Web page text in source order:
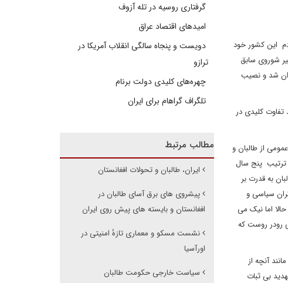
این کشور خود
ارتش اتحاد جماهیر شوروی سابق
شد و نصیب
تفاوت کلیدی در
از طالبان و
ترتیب پنج سال
به قدرت بر
را به کنشگران سیاسی و
اما نیک می
رودر روست که
آنچه از
بی ثبات
گرفتاری روسیه در تله آزوف
امیدهای اقتصاد عراق
دویست و پنجاه سالگی انقلاب آمریکا در
ترازو
چهره‌های کلیدی دولت برنام
تلگراف گراهام برای ایران
مطالب مرتبط
ایران، طالبان و تحولات افغانستان
پیشروی های برق آسای طالبان در
افغانستان و بایسته های پیش روی ایران
نشست مسکو و معماری تازهٔ امنیتی در
اورآسیا
سیاست خارجی حکومت طالبان